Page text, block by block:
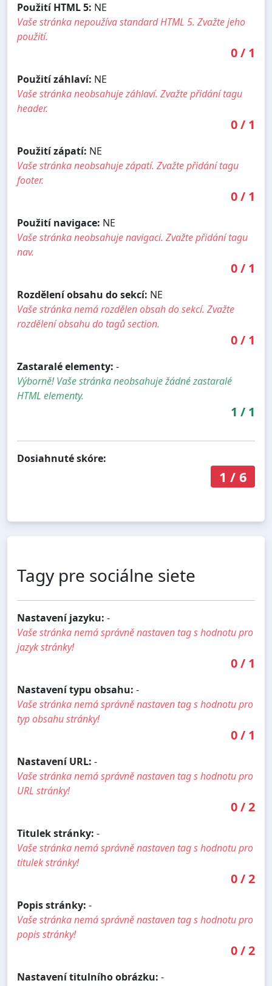
Použití HTML 5: NE
Vaše stránka nepoužíva standard HTML 5. Zvažte jeho
použití.
0/ 1
Použití záhlaví: NE
Vaše stránka neobsahuje záhlaví. Zvažte přidání tagu
header.
0/ 1
Použití zápatí: NE
Vaše stránka neobsahuje zápatí. Zvažte přidání tagu
footer.
0/ 1
Použití navigace: NE
Vaše stránka neobsahuje navigaci. Zvažte přidání tagu
nav.
0/ 1
Rozdělení obsahu do sekcí: NE
Vaše stránka nemá rozdělen obsah do sekcí. Zvažte
rozdělení obsahu do tagů section.
0/ 1
Zastaralé elementy: -
Výborně! Vaše stránka neobsahuje žádné zastaralé
HTML elementy.
1 / 1
Dosiahnuté skóre:
1 / 6
Tagy pre sociálne siete
Nastavení jazyku: -
Vaše stránka nemá správně nastaven tag s hodnotu pro
jazyk stránky!
0/ 1
Nastavení typu obsahu: -
Vaše stránka nemá správně nastaven tag s hodnotu pro
typ obsahu stránky!
0/ 1
Nastavení URL: -
Vaše stránka nemá správně nastaven tag s hodnotu pro
URL stránky!
0/2
Titulek stránky: -
Vaše stránka nemá správně nastaven tag s hodnotu pro
titulek stránky!
0/2
Popis stránky: -
Vaše stránka nemá správně nastaven tag s hodnotu pro
popis stránky!
0/2
Nastavení titulního obrázku: -